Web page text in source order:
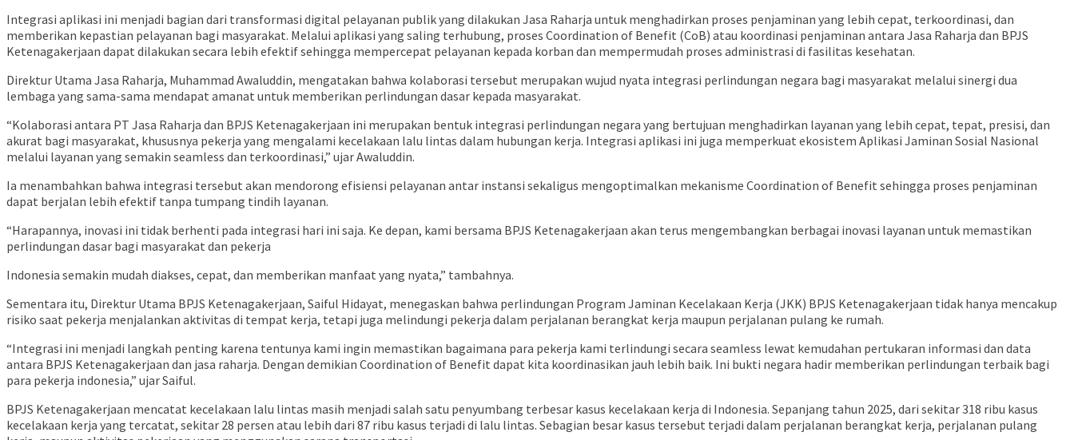
Integrasi aplikasi ini menjadi bagian dari transformasi digital pelayanan publik yang dilakukan Jasa Raharja untuk menghadirkan proses penjaminan yang lebih cepat, terkoordinasi, dan
memberikan kepastian pelayanan bagi masyarakat. Melalui aplikasi yang saling terhubung, proses Coordination of Benefit (CoB) atau koordinasi penjaminan antara Jasa Raharja dan BPJS
Ketenagakerjaan dapat dilakukan secara lebih efektif sehingga mempercepat pelayanan kepada korban dan mempermudah proses administrasi di fasilitas kesehatan.
Direktur Utama Jasa Raharja, Muhammad Awaluddin, mengatakan bahwa kolaborasi tersebut merupakan wujud nyata integrasi perlindungan negara bagi masyarakat melalui sinergi dua
lembaga yang sama-sama mendapat amanat untuk memberikan perlindungan dasar kepada masyarakat.
“Kolaborasi antara PT Jasa Raharja dan BPJS Ketenagakerjaan ini merupakan bentuk integrasi perlindungan negara yang bertujuan menghadirkan layanan yang lebih cepat, tepat, presisi, dan
akurat bagi masyarakat, khususnya pekerja yang mengalami kecelakaan lalu lintas dalam hubungan kerja. Integrasi aplikasi ini juga memperkuat ekosistem Aplikasi Jaminan Sosial Nasional
melalui layanan yang semakin seamless dan terkoordinasi,” ujar Awaluddin.
Ia menambahkan bahwa integrasi tersebut akan mendorong efisiensi pelayanan antar instansi sekaligus mengoptimalkan mekanisme Coordination of Benefit sehingga proses penjaminan
dapat berjalan lebih efektif tanpa tumpang tindih layanan.
“Harapannya, inovasi ini tidak berhenti pada integrasi hari ini saja. Ke depan, kami bersama BPJS Ketenagakerjaan akan terus mengembangkan berbagai inovasi layanan untuk memastikan
perlindungan dasar bagi masyarakat dan pekerja
Indonesia semakin mudah diakses, cepat, dan memberikan manfaat yang nyata,” tambahnya.
Sementara itu, Direktur Utama BPJS Ketenagakerjaan, Saiful Hidayat, menegaskan bahwa perlindungan Program Jaminan Kecelakaan Kerja (JKK) BPJS Ketenagakerjaan tidak hanya mencakup
risiko saat pekerja menjalankan aktivitas di tempat kerja, tetapi juga melindungi pekerja dalam perjalanan berangkat kerja maupun perjalanan pulang ke rumah.
“Integrasi ini menjadi langkah penting karena tentunya kami ingin memastikan bagaimana para pekerja kami terlindungi secara seamless lewat kemudahan pertukaran informasi dan data
antara BPJS Ketenagakerjaan dan jasa raharja. Dengan demikian Coordination of Benefit dapat kita koordinasikan jauh lebih baik. Ini bukti negara hadir memberikan perlindungan terbaik bagi
para pekerja indonesia,” ujar Saiful.
BPJS Ketenagakerjaan mencatat kecelakaan lalu lintas masih menjadi salah satu penyumbang terbesar kasus kecelakaan kerja di Indonesia. Sepanjang tahun 2025, dari sekitar 318 ribu kasus
kecelakaan kerja yang tercatat, sekitar 28 persen atau lebih dari 87 ribu kasus terjadi di lalu lintas. Sebagian besar kasus tersebut terjadi dalam perjalanan berangkat kerja, perjalanan pulang